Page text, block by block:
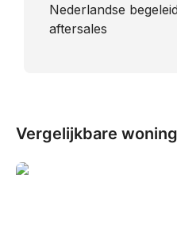
Nederlandse
aftersales
Vergelijkbare